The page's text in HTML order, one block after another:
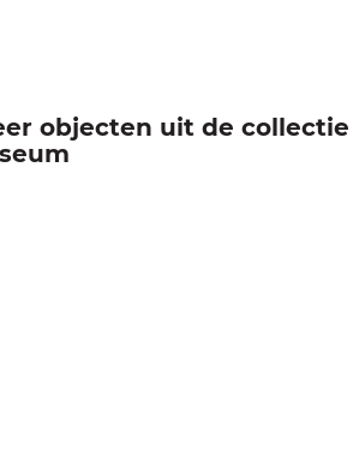
objecten uit de collectie